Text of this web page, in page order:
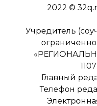
2022 ©
Учредитель
Главный
Телефон